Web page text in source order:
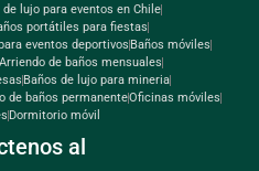
lujo para eventos en Chile
portátiles para fiestas
eventos deportivos Baños móviles
Arriendo de baños mensuales
Baños de lujo para mineria
de baños permanenteOficinas móviles
Dormitorio móvil
al